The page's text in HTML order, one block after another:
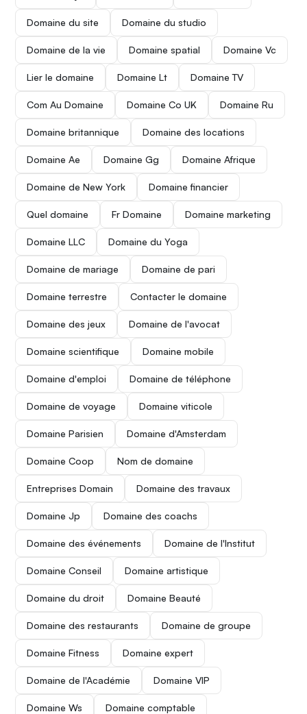
Domaine du site Domaine du studio
Domaine de la vie Domaine spatial Domaine Vc
Lier le domaine Domaine Lt Domaine TV
Com Au Domaine Domaine Co UK Domaine Ru
Domaine britannique Domaine des locations
Domaine Ae Domaine Gg Domaine Afrique
Domaine de New York Domaine financier
Quel domaine Fr Domaine Domaine marketing
Domaine LLC Domaine du Yoga
Domaine de mariage Domaine de pari
Domaine terrestre Contacter le domaine
Domaine des jeux Domaine de l'avocat
Domaine scientifique Domaine mobile
Domaine d'emploi Domaine de téléphone
Domaine de voyage Domaine viticole
Domaine Parisien Domaine d'Amsterdam
Domaine Coop Nom de domaine
Entreprises Domain Domaine des travaux
Domaine Jp Domaine des coachs
Domaine des événements Domaine de l'Institut
Domaine Conseil Domaine artistique
Domaine du droit Domaine Beauté
Domaine des restaurants Domaine de groupe
Domaine Fitness Domaine expert
Domaine de l'Académie Domaine VIP
Domaine Ws Domaine comptable